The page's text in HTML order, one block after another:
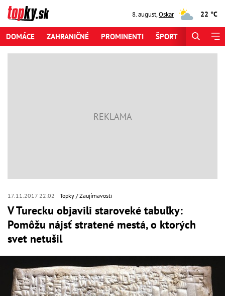
8. august,Oskar 22 °C
DOMÁCE ZAHRANIČNÉ PROMINENTI ŠPORT
17.11.2017 22:02 Topky Zaujímavosti
V Turecku objavili staroveké tabuľky:
Pomôžu nájsť stratené mestá, o ktorých
svet netušil